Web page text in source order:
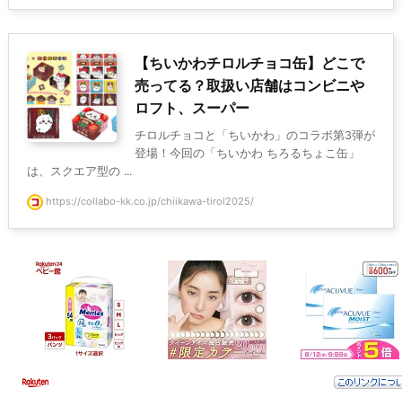
【ちいかわチロルチョコ缶】どこで
売ってる？取扱い店舗はコンビニや
ロフト、スーパー
チロルチョコと「ちいかわ」のコラボ第3弾が
登場！今回の「ちいかわ ちろるちょこ缶」
は、スクエア型の ...
https://collabo-kk.co.jp/chiikawa-tirol2025/